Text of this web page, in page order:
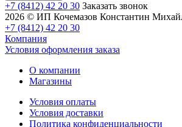
+7 (8412) 42 20 30 Заказать звонок
2026 © ИП Кочемазов Константин
+7 (8412) 42 20 30
Компания
Условия оформления заказа
О компании
Магазины
Условия оплаты
Условия доставки
Политика конфиденциальности